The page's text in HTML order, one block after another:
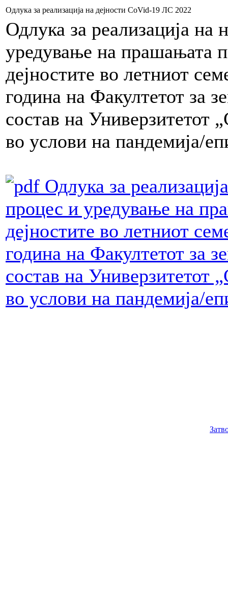
Одлука за реализација на дејности CoVid-19 ЛС 2022
Одлука за реализација на
уредување на прашањата
дејностите во летниот
година на Факултетот за
состав на Универзитетот
во услови на пандемија/
Одлука за
процес и уредување на
дејностите во летниот
година на Факултетот за
состав на Универзитетот
во услови на пандемија/